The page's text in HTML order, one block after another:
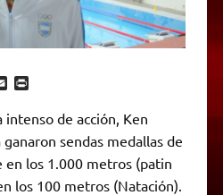
E
a
i
l
P
n
t
F
r
i
de acción, Ken
ganaron sendas medallas de
los 1.000 metros (patin
los 100 metros (Natación).